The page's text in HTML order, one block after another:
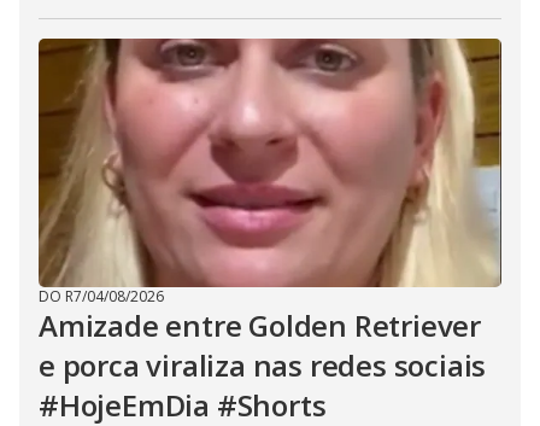
DO R7/04/08/2026
Amizade entre Golden Retriever
e porca viraliza nas redes sociais
#HojeEmDia #Shorts